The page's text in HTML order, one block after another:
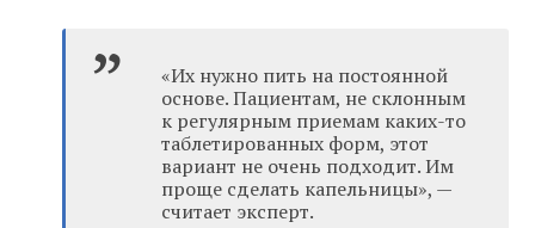
«Их нужно пить на постоянной
основе. Пациентам, не склонным
к регулярным приемам каких-то
таблетированных форм, этот
вариант не очень подходит. Им
проще сделать капельницы», —
считает эксперт.